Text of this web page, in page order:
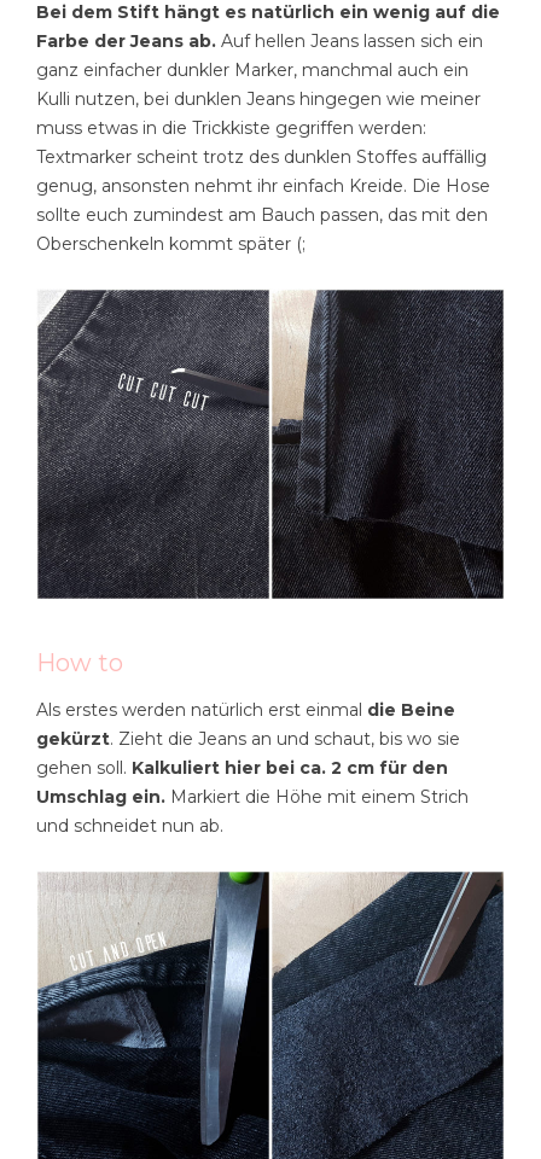
Bei dem Stift hängt es natürlich ein wenig auf die
Farbe der Jeans ab. Auf hellen Jeans lassen sich ein
ganz einfacher dunkler Marker, manchmal auch ein
Kulli nutzen, bei dunklen Jeans hingegen wie meiner
muss etwas in die Trickkiste gegriffen werden:
Textmarker scheint trotz des dunklen Stoffes auffällig
genug, ansonsten nehmt ihr einfach Kreide. Die Hose
sollte euch zumindest am Bauch passen, das mit den
Oberschenkeln kommt später (;
How to
Als erstes werden natürlich erst einmal die Beine
gekürzt. Zieht die Jeans an und schaut, bis wo sie
gehen soll. Kalkuliert hier bei ca. 2 cm für den
Umschlag ein. Markiert die Höhe mit einem Strich
und schneidet nun ab.